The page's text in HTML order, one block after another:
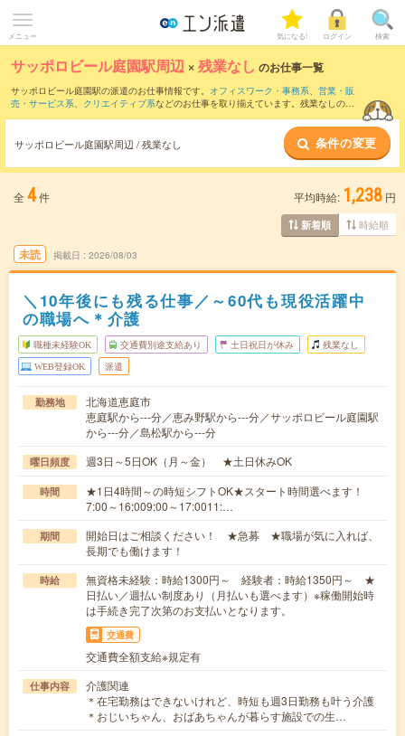
メニュー 気になる! ログイン 検索
サッポロビール庭園駅周辺 ×残業なし のお仕事一覧
サッポロビール庭園駅の派遣のお仕事情報です。 オフィスワーク・事務系、 営業・販
売・サービス系、 クリエイティブ系などのお仕事を取り揃えています。残業なしの条
サッポロビール庭園駅周辺 / 残業なし 条件の変更
全 4件 平均時給: 1,238 円
新着順 時給順
未読 掲載日 2026/08/03
＼10年後にも残る仕事／～60代も現役活躍中
の職場へ＊介護
職種未経験OK 交通費別途支給あり 土日祝日が休み 残業なし
WEB登録OK 派遣
勤務地
北海道恵庭市
恵庭駅から---分／恵み野駅から---分／サッポロビール庭園駅
から---分／島松駅から---分
曜日頻度 週3日～5日OK（月～金） ★土日休みOK
時間
★1日4時間～の時短シフトOK★スタート時間選べます！
7:00～16:009:00～17:0011:…
期間
開始日はご相談ください！ ★急募 ★職場が気に入れば、
長期でも働けます！
時給
無資格未経験：時給1300円～ 経験者：時給1350円～ ★
日払い／週払い制度あり（月払いも選べます）※稼働開始時
は手続き完了次第のお支払いとなります。
交通費
交通費全額支給※規定有
仕事内容
介護関連
＊在宅勤務はできないけれど、時短も週3日勤務も叶う介護
＊おじいちゃん、おばあちゃんが暮らす施設での生…